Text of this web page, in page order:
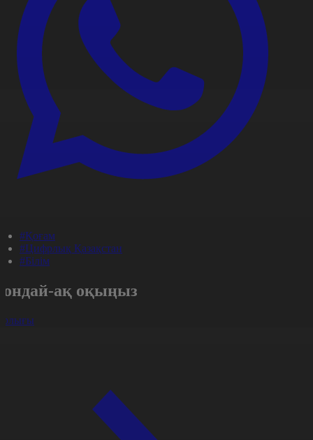
#Қоғам
#Цифрлық Қазақстан
#Білім
ақ оқыңыз